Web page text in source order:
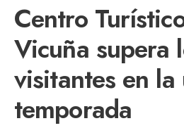
Centro
Vicuña supera
visitantes en la
temporada